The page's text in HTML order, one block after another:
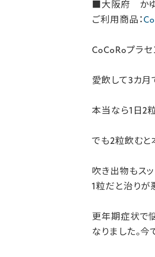
■大阪府 か
ご利用商品：
CoCoRoプラセ
愛飲して 3カ月
本当なら1日2
でも2粒飲むと
吹き出物もスッ
1粒だと治りが
更年期症状で
なりました。今